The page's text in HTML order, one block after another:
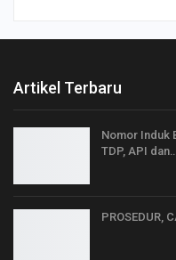
Artikel Terbaru
Nomor Induk
TDP, API
PROSEDUR,